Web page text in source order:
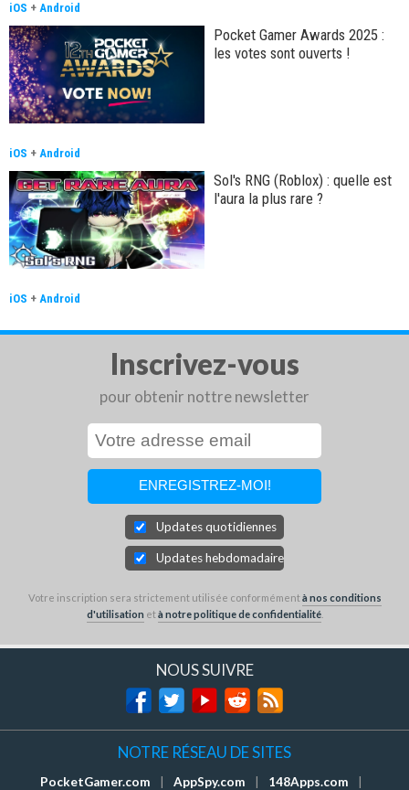
iOS + Android
Pocket Gamer Awards 2025 :
les votes sont ouverts !
iOS + Android
Sol's RNG (Roblox) : quelle est
l'aura la plus rare ?
iOS + Android
Inscrivez-vous
pour obtenir nottre newsletter
Updates quotidiennes
Updates hebdomadaires
Votre inscription sera strictement utilisée conformémentà nos conditions
d'utilisation età notre politique de confidentialité.
NOUS SUIVRE
NOTRE RÉSEAU DE SITES
PocketGamer.com AppSpy.com 148Apps.com